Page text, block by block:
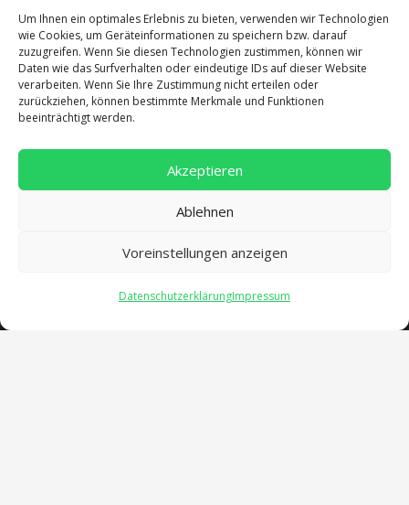
Um Ihnen ein optimales Erlebnis zu bieten, verwenden wir Technologien
wie Cookies, um Geräteinformationen zu speichern bzw. darauf
zuzugreifen. Wenn Sie diesen Technologien zustimmen, können wir
Daten wie das Surfverhalten oder eindeutige IDs auf dieser Website
verarbeiten. Wenn Sie Ihre Zustimmung nicht erteilen oder
zurückziehen, können bestimmte Merkmale und Funktionen
beeinträchtigt werden.
Akzeptieren
Ablehnen
Voreinstellungen anzeigen
DatenschutzerklärungImpressum
Salentinstr. 12
56626 Andernach
02632/96560